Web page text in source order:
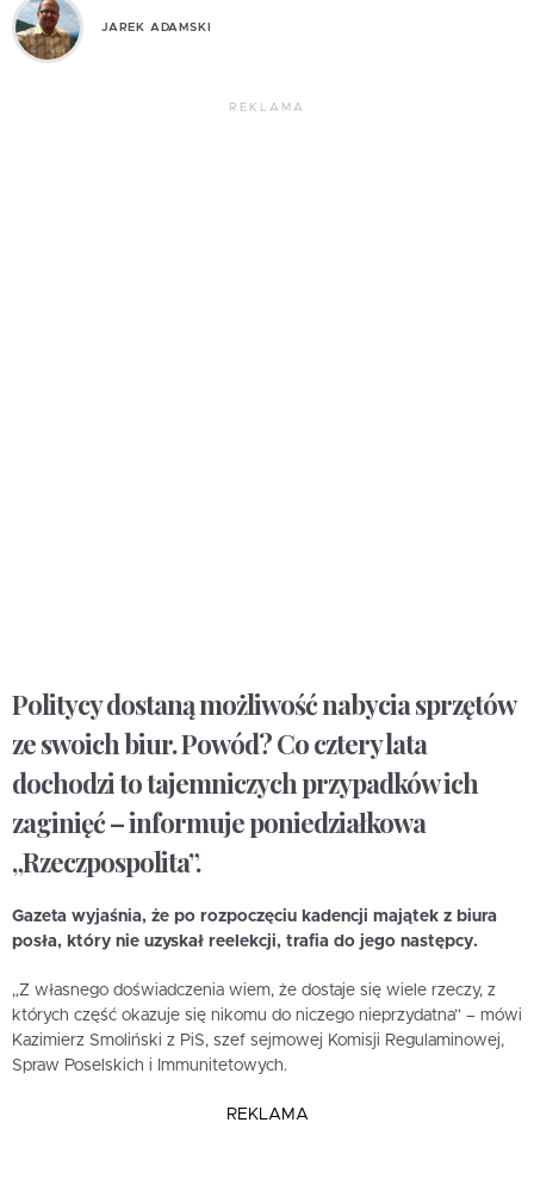
JAREK ADAMSKI
REKLAMA
Politycy dostaną możliwość nabycia sprzętów
ze swoich biur. Powód? Co cztery lata
dochodzi to tajemniczych przypadków ich
zaginięć – informuje poniedziałkowa
„Rzeczpospolita”.
Gazeta wyjaśnia, że po rozpoczęciu kadencji majątek z biura
posła, który nie uzyskał reelekcji, trafia do jego następcy.
„Z własnego doświadczenia wiem, że dostaje się wiele rzeczy, z
których część okazuje się nikomu do niczego nieprzydatna” – mówi
Kazimierz Smoliński z PiS, szef sejmowej Komisji Regulaminowej,
Spraw Poselskich i Immunitetowych.
REKLAMA